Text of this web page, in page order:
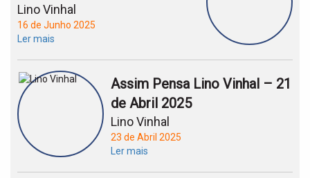
Lino Vinhal
16 de Junho 2025
Ler mais
Assim Pensa Lino Vinhal – 21
de Abril 2025
Lino Vinhal
23 de Abril 2025
Ler mais